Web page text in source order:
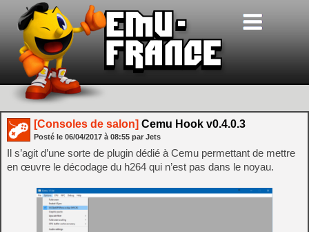
[Consoles de salon] Cemu Hook v0.4.0.3
Posté le 06/04/2017 à 08:55 par Jets
Il s’agit d’une sorte de plugin dédié à Cemu permettant de mettre
en œuvre le décodage du h264 qui n’est pas dans le noyau.